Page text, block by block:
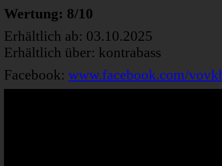
Wertung: 8/10
Erhältlich ab: 03.10.2025
Erhältlich über: kontrabass
Facebook: www.facebook.com/